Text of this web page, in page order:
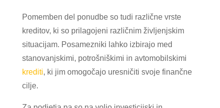
Pomemben del ponudbe so tudi različne vrste
kreditov, ki so prilagojeni različnim življenjskim
situacijam. Posamezniki lahko izbirajo med
stanovanjskimi, potrošniškimi in avtomobilskimi
krediti, ki jim omogočajo uresničiti svoje finančne
cilje.